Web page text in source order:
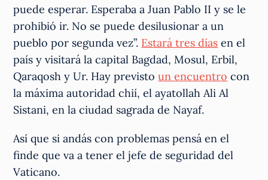
puede esperar. Esperaba a Juan Pablo II y se le
prohibió ir. No se puede desilusionar a un
pueblo por segunda vez”. Estará tres días en el
país y visitará la capital Bagdad, Mosul, Erbil,
Qaraqosh y Ur. Hay previstoun encuentro con
la máxima autoridad chií, el ayatollah Ali Al
Sistani, en la ciudad sagrada de Nayaf.
Así que si andás con problemas pensá en el
finde que va a tener el jefe de seguridad del
Vaticano.